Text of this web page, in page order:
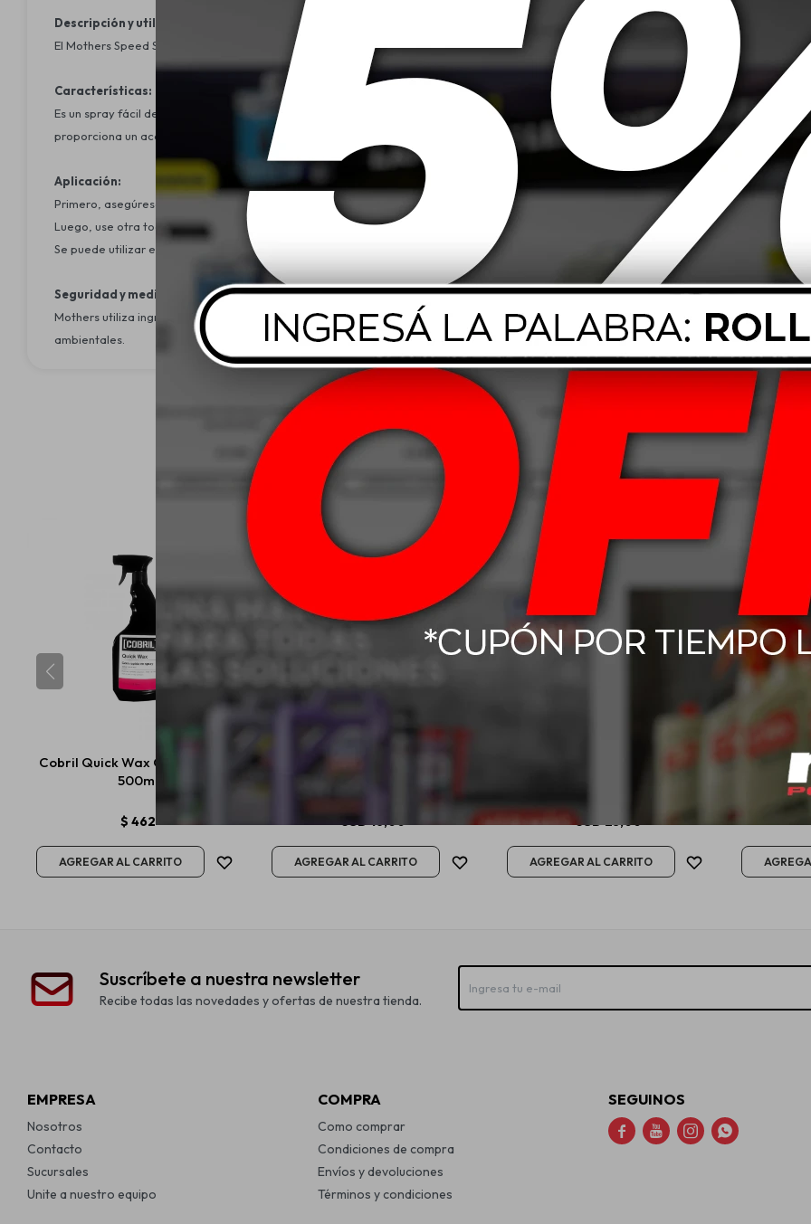
Descripción y utilidad:
El Mothers Speed Spray Wax es un producto diseñado para proporcionar un brillo rápido y duradero a la pintura del vehículo.
Características:
Es un spray fácil de usar que proporciona un brillo duradero y resistente a los rayos UV. Su fórmula contiene cera de carnauba de alta
proporciona un acabado brillante y suave.
Aplicación:
Primero, asegúrese de que la superficie esté limpia y seca. Rocíe el Mothers Speed Spray Wax sobre la superficie y extiéndalo con una
Luego, use otra toalla de microfibra limpia y seca para pulir la superficie hasta que brille.
Se puede utilizar en cualquier tipo de pintura de vehículos, incluyendo automóviles, camiones, motocicletas, barcos y aviones. También
Seguridad y medio ambiente:
Mothers utiliza ingredientes naturales y biodegradables en sus productos, que no dañan la salud de las personas ni la capa de ozono.
ambientales.
Productos que te pueden interesar
Cobril Quick Wax Cera Rápida
500ml
$ 462 USD16,00 USD23,00
Mothers
Duty
Suscríbete a nuestra newsletter
Recibe todas las novedades y ofertas de nuestra tienda.
EMPRESA
Nosotros
Contacto
Sucursales
Unite a nuestro equipo
COMPRA
Como comprar
Condiciones de compra
Envíos y devoluciones
Términos y condiciones
SEGUINOS
   